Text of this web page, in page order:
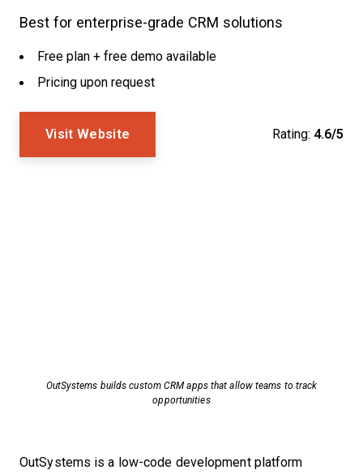
Best for enterprise-grade CRM solutions
Free plan + free demo available
Pricing upon request
Visit Website Rating: 4.6/5
OutSystems builds custom CRM apps that allow teams to track
opportunities
OutSystems is a low-code development platform